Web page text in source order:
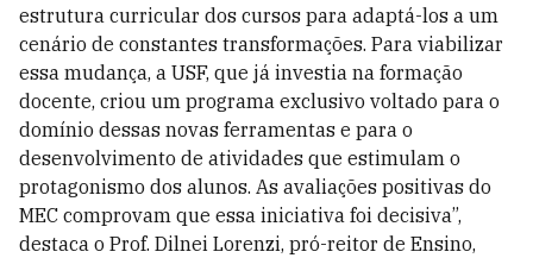
estrutura curricular dos cursos para adaptá-los a um
cenário de constantes transformações. Para viabilizar
essa mudança, a USF, que já investia na formação
docente, criou um programa exclusivo voltado para o
domínio dessas novas ferramentas e para o
desenvolvimento de atividades que estimulam o
protagonismo dos alunos. As avaliações positivas do
MEC comprovam que essa iniciativa foi decisiva”,
destaca o Prof. Dilnei Lorenzi, pró-reitor de Ensino,